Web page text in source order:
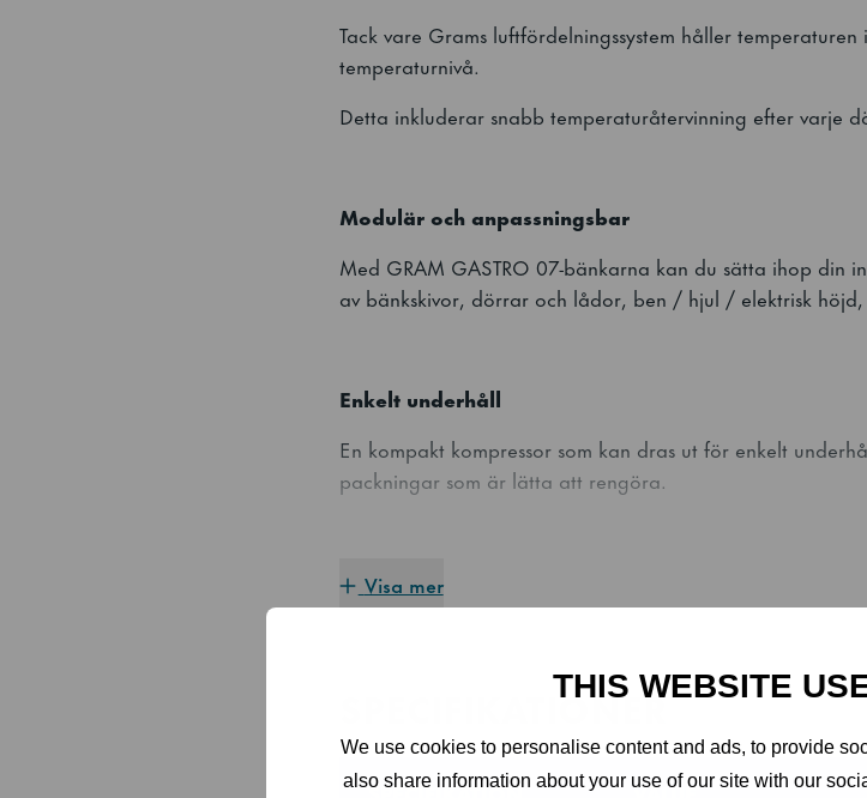
THIS WEBSITE
We use cookies to personalise content and ads, to provide
also share information about your use of our site with our
Tack vare Grams luftfördelningssystem håller
temperaturnivå.
Detta inkluderar snabb temperaturåtervinning efter varje
Modulär och anpassningsbar
Med GRAM GASTRO 07-bänkarna kan du sätta ihop din
av bänkskivor, dörrar och lådor, ben / hjul / elektrisk
Enkelt underhåll
En kompakt kompressor som kan dras ut för enkelt
packningar som är lätta att rengöra.
Hög standard i hygien
Bänkskivor med stänkskydd för att skydda din kylbänk
Visa mer
SPECIFIKATIONER
SPECIFIKATION VALUE